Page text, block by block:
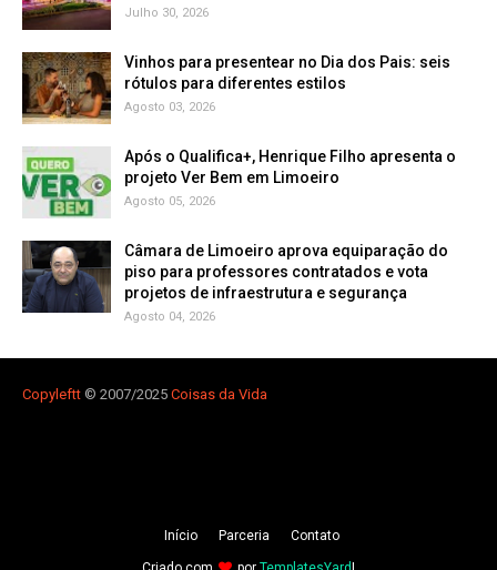
Julho 30, 2026
Vinhos para presentear no Dia dos Pais: seis
rótulos para diferentes estilos
Agosto 03, 2026
Após o Qualifica+, Henrique Filho apresenta o
projeto Ver Bem em Limoeiro
Agosto 05, 2026
Câmara de Limoeiro aprova equiparação do
piso para professores contratados e vota
projetos de infraestrutura e segurança
Agosto 04, 2026
Copyleftt © 2007/2025 Coisas da Vida
Iní­cio Parceria Contato